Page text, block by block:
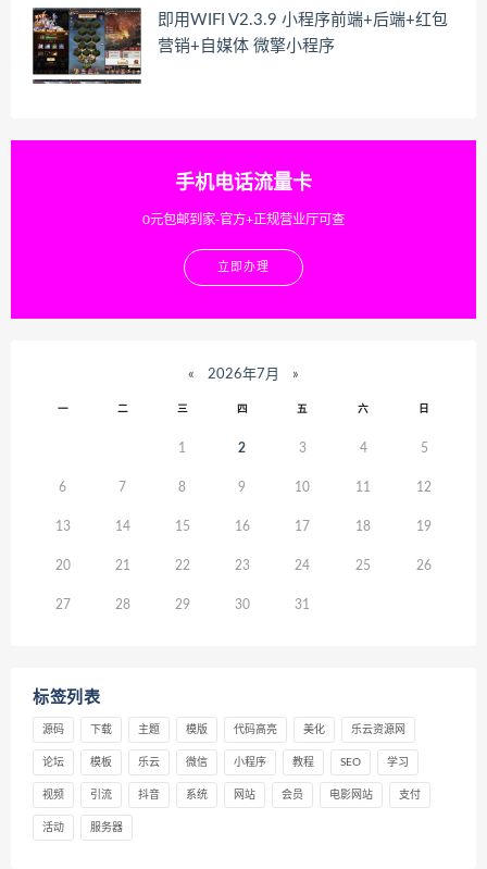
即用WIFI V2.3.9 小程序前端+后端+红包
营销+自媒体 微擎小程序
手机电话流量卡
0元包邮到家-官方+正规营业厅可查
立即办理
« 2026年7月 »
一 二 三 四 五 六 日
1 2 3 4 5
6 7 8 9 10 11 12
13 14 15 16 17 18 19
20 21 22 23 24 25 26
27 28 29 30 31
标签列表
源码 下载 主题 模版 代码高亮 美化 乐云资源网
论坛 模板 乐云 微信 小程序 教程 SEO 学习
视频 引流 抖音 系统 网站 会员 电影网站 支付
活动 服务器